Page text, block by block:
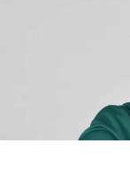
férfiak